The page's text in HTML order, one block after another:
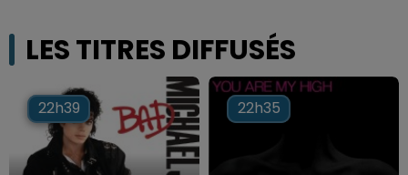
LES TITRES DIFFUSÉS
22h39
22h39 22h35
22h35